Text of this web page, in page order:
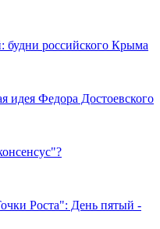
будни российского Крыма
идея Федора Достоевского
Роста": День пятый -